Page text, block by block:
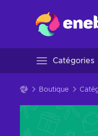
Catégories
Boutique